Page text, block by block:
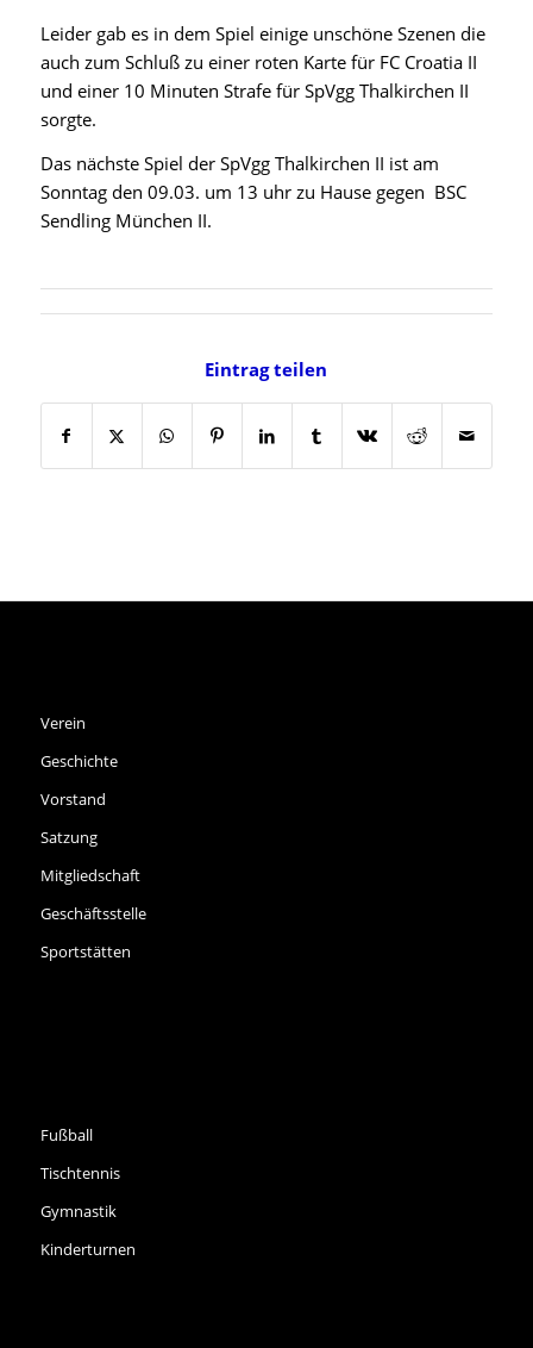
Leider gab es in dem Spiel einige unschöne Szenen die
auch zum Schluß zu einer roten Karte für FC Croatia II
und einer 10 Minuten Strafe für SpVgg Thalkirchen II
sorgte.
Das nächste Spiel der SpVgg Thalkirchen II ist am
Sonntag den 09.03. um 13 uhr zu Hause gegen BSC
Sendling München II.
Eintrag teilen
Verein
Geschichte
Vorstand
Satzung
Mitgliedschaft
Geschäftsstelle
Sportstätten
Fußball
Tischtennis
Gymnastik
Kinderturnen